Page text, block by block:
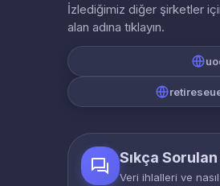
İzlediğimiz diğer şirketler
alan adına tıklayın.
Sıkça
Veri ihlalleri ve